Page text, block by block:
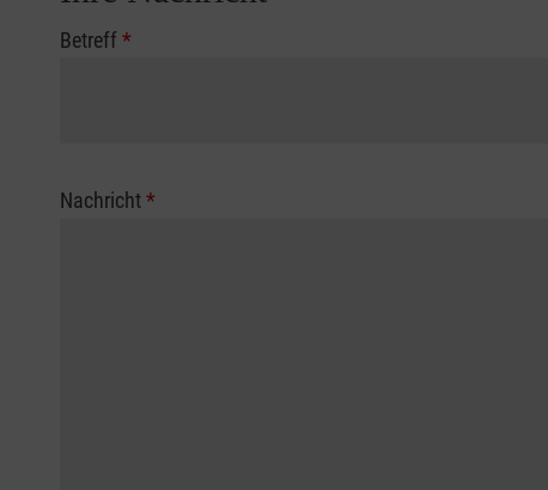
Betreff*
Nachricht*